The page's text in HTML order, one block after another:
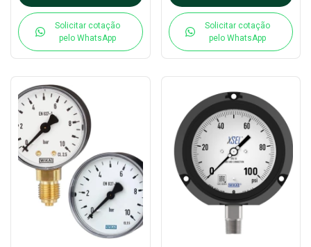
Solicitar cotação
pelo WhatsApp
Solicitar cotação
pelo WhatsApp